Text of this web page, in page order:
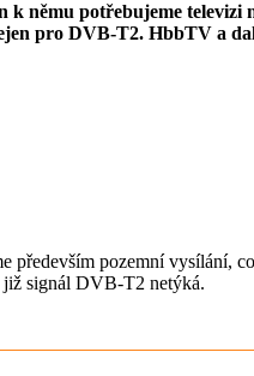
němu potřebujeme televizi
pro DVB-T2. HbbTV a
především pozemní vysílání,
již signál DVB-T2 netýká.